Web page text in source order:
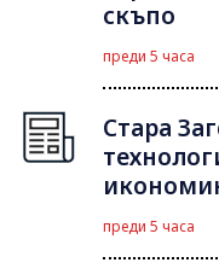
скъпо
преди 5 часа
Стара
преди 5 часа